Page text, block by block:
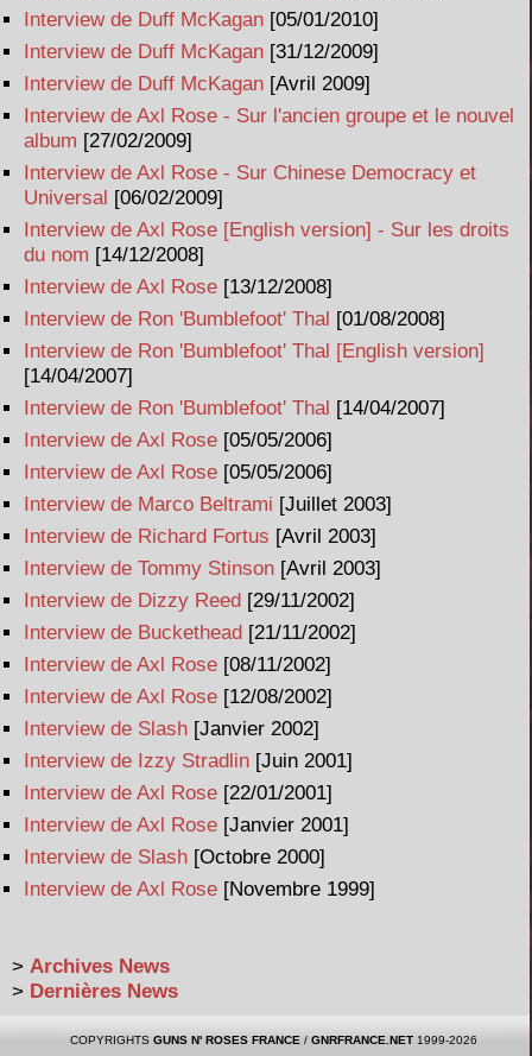
Interview de Duff McKagan [05/01/2010]
Interview de Duff McKagan [31/12/2009]
Interview de Duff McKagan [Avril 2009]
Interview de Axl Rose - Sur l'ancien groupe et le nouvel
album [27/02/2009]
Interview de Axl Rose - Sur Chinese Democracy et
Universal [06/02/2009]
Interview de Axl Rose [English version] - Sur les droits
du nom [14/12/2008]
Interview de Axl Rose [13/12/2008]
Interview de Ron 'Bumblefoot' Thal [01/08/2008]
Interview de Ron 'Bumblefoot' Thal [English version]
[14/04/2007]
Interview de Ron 'Bumblefoot' Thal [14/04/2007]
Interview de Axl Rose [05/05/2006]
Interview de Axl Rose [05/05/2006]
Interview de Marco Beltrami [Juillet 2003]
Interview de Richard Fortus [Avril 2003]
Interview de Tommy Stinson [Avril 2003]
Interview de Dizzy Reed [29/11/2002]
Interview de Buckethead [21/11/2002]
Interview de Axl Rose [08/11/2002]
Interview de Axl Rose [12/08/2002]
Interview de Slash [Janvier 2002]
Interview de Izzy Stradlin [Juin 2001]
Interview de Axl Rose [22/01/2001]
Interview de Axl Rose [Janvier 2001]
Interview de Slash [Octobre 2000]
Interview de Axl Rose [Novembre 1999]
> Archives News
> Dernières News
COPYRIGHTS GUNS N' ROSES FRANCE / GNRFRANCE.NET1999-2026